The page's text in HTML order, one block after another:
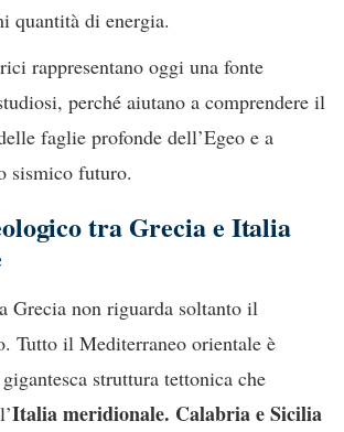
quantità di energia.
rappresentano oggi una fonte
perché aiutano a comprendere il
faglie profonde dell’Egeo e a
sismico futuro.
tra Grecia e Italia
Grecia non riguarda soltanto il
Tutto il Mediterraneo orientale è
struttura tettonica che
Italia meridionale. Calabria e Sicilia